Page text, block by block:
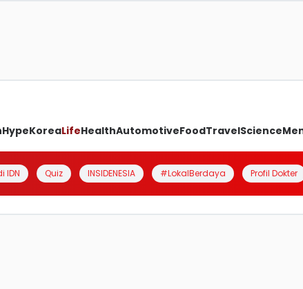
HypeKoreaLifeHealthAutomotiveFoodTravelScience
IDN Quiz INSIDENESIA #LokalBerdaya Profil Dokter